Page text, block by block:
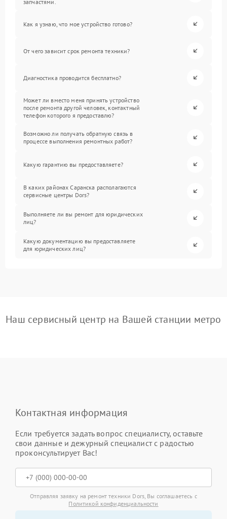
запчастями.
Как я узнаю, что мое устройство готово?
От чего зависит срок ремонта техники?
Диагностика проводится бесплатно?
Может ли вместо меня принять устройство
после ремонта другой человек, контактный
телефон которого я предоставлю?
Возможно ли получать обратную связь в
процессе выполнения ремонтных работ?
Какую гарантию вы предоставляете?
В каких районах Саранска располагаются
сервисные центры Dors?
Выполняете ли вы ремонт для юридических
лиц?
Какую документацию вы предоставляете
для юридических лиц?
Наш сервисный центр на Вашей станции метро
Контактная информация
Если требуется задать вопрос специалисту, оставьте
свои данные и дежурный специалист с радостью
проконсультирует Вас!
Отправляя заявку на ремонт техники Dors, Вы соглашаетесь с
Политикой конфиденциальности